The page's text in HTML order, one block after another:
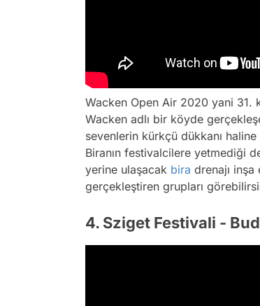
Wacken Open Air 2020 yani 31.
Wacken adlı bir köyde
sevenlerin kürkçü dükkanı
Biranın festivalcilere yetmediği
yerine ulaşacak bira drenajı
gerçekleştiren grupları
4. Sziget Festivali -